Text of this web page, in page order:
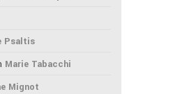
Psaltis
Marie Tabacchi
Mignot